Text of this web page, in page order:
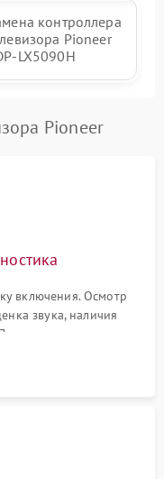
контроллера
Pioneer
LX5090H
Pioneer
включения. Осмотр
звука, наличия
тестовых
симптомов поломки.